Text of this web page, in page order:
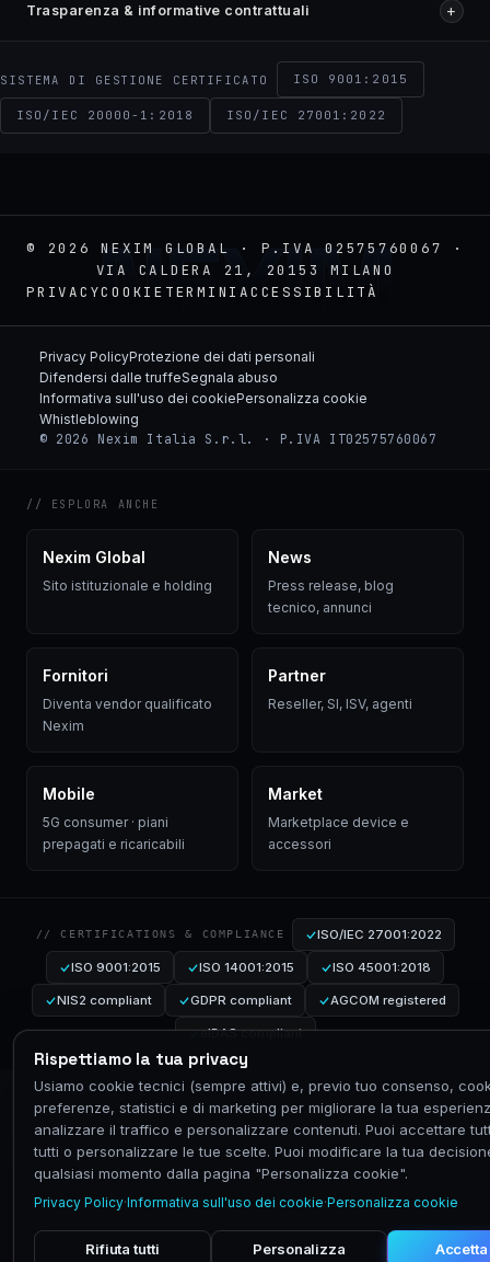
Trasparenza & informative contrattuali +
SISTEMA DI GESTIONE CERTIFICATO ISO 9001:2015
ISO/IEC 20000-1:2018 ISO/IEC 27001:2022
© 2026 NEXIM GLOBAL · P.IVA 02575760067 ·
VIA CALDERA 21, 20153 MILANO
PRIVACYCOOKIE TERMINI ACCESSIBILITÀ
NEXIM
Rispettiamo la tua privacy
Usiamo cookie tecnici (sempre attivi) e, previo tuo consenso,
preferenze, statistici e di marketing per migliorare la tua
analizzare il traffico e personalizzare contenuti. Puoi accettare
tutti o personalizzare le tue scelte. Puoi modificare la tua
qualsiasi momento dalla pagina "Personalizza cookie".
Privacy Policy·Informativa sull'uso dei cookie·Personalizza cookie
Rifiuta tutti Personalizza
Privacy PolicyProtezione dei dati personali
Difendersi dalle truffeSegnala abuso
Informativa sull'uso dei cookiePersonalizza cookie
Whistleblowing
© 2026 Nexim Italia S.r.l. · P.IVA IT02575760067
// ESPLORA ANCHE
Nexim Global
Sito istituzionale e holding
News
Press release, blog
tecnico, annunci
Fornitori
Diventa vendor qualificato
Nexim
Partner
Reseller, SI, ISV, agenti
Mobile
5G consumer · piani
prepagati e ricaricabili
Market
Marketplace device e
accessori
// CERTIFICATIONS & COMPLIANCE ISO/IEC 27001:2022
ISO 9001:2015 ISO 14001:2015 ISO 45001:2018
NIS2 compliant GDPR compliant AGCOM registered
eIDAS compliant